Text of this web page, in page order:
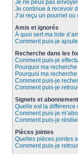
Je ne peux pas
Je continue à recevoir
J’ai reçu un pourriel
Amis et ignorés
À quoi sert ma liste
Comment puis-je
Recherche dans les
Comment puis-je
Pourquoi ma
Pourquoi ma
Comment puis-je
Comment puis-je
Signets et
Quelle est la différence
Comment puis-je
Comment puis-je
Pièces jointes
Quelles pièces jointes
Comment puis-je